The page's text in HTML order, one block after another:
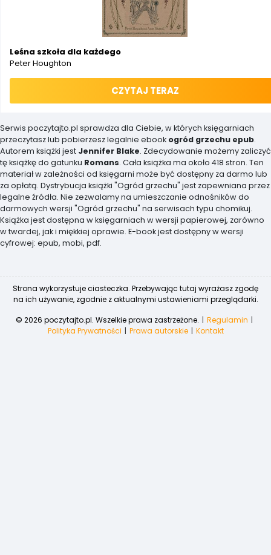
Leśna szkoła dla każdego
Peter Houghton
CZYTAJ TERAZ
Serwis poczytajto.pl sprawdza dla Ciebie, w których księgarniach
przeczytasz lub pobierzesz legalnie ebook ogród grzechu epub.
Autorem książki jest Jennifer Blake. Zdecydowanie możemy zaliczyć
tę książkę do gatunku Romans. Cała książka ma około 418 stron. Ten
materiał w zależności od księgarni może być dostępny za darmo lub
za opłatą. Dystrybucja książki "Ogród grzechu" jest zapewniana przez
legalne źródła. Nie zezwalamy na umieszczanie odnośników do
darmowych wersji "Ogród grzechu" na serwisach typu chomikuj.
Książka jest dostępna w księgarniach w wersji papierowej, zarówno
w twardej, jak i miękkiej oprawie. E-book jest dostępny w wersji
cyfrowej: epub, mobi, pdf.
Strona wykorzystuje ciasteczka. Przebywając tutaj wyrażasz zgodę
na ich używanie, zgodnie z aktualnymi ustawieniami przeglądarki.
© 2026 poczytajto.pl. Wszelkie prawa zastrzeżone.
Regulamin
Polityka Prywatności
Prawa autorskie Kontakt